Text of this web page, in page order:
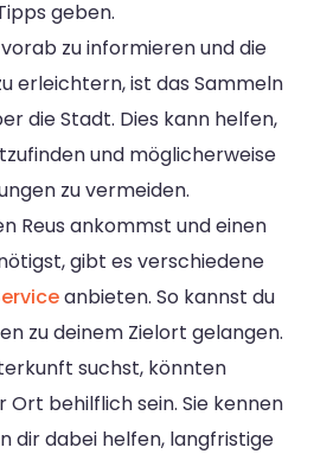
geben.
zu informieren und die
erleichtern, ist das Sammeln
die Stadt. Dies kann helfen,
und möglicherweise
zu vermeiden.
Reus ankommst und einen
gibt es verschiedene
anbieten. So kannst du
zu deinem Zielort gelangen.
suchst, könnten
behilflich sein. Sie kennen
dir dabei helfen, langfristige